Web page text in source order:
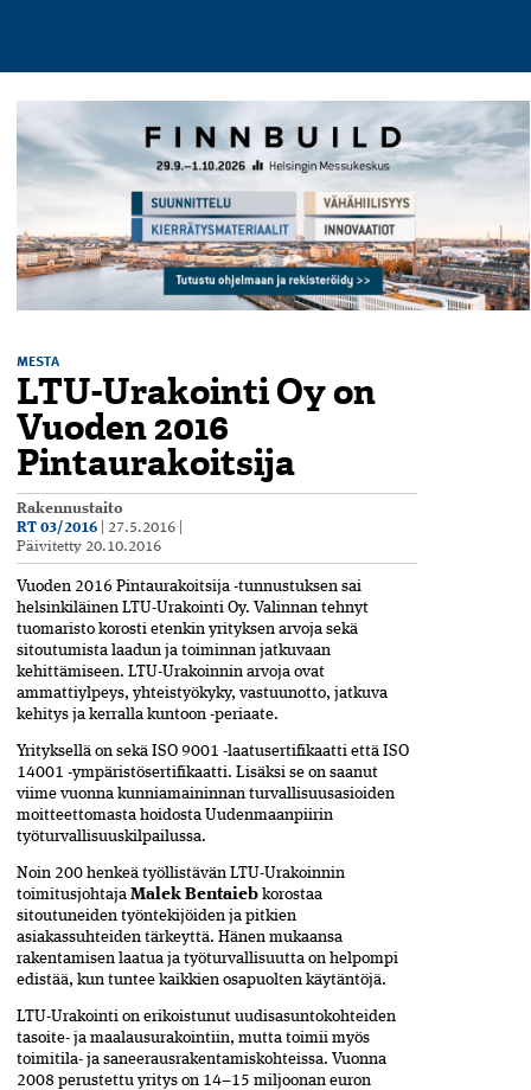
MESTA
LTU-Urakointi Oy on
Vuoden 2016
Pintaurakoitsija
Rakennustaito
RT 03/2016
27.5.2016
Päivitetty 20.10.2016
Vuoden 2016 Pintaurakoitsija -tunnustuksen sai
helsinkiläinen LTU-Urakointi Oy. Valinnan tehnyt
tuomaristo korosti etenkin yrityksen arvoja sekä
sitoutumista laadun ja toiminnan jatkuvaan
kehittämiseen. LTU-Urakoinnin arvoja ovat
ammattiylpeys, yhteistyökyky, vastuunotto, jatkuva
kehitys ja kerralla kuntoon -periaate.
Yrityksellä on sekä ISO 9001 -laatusertifikaatti että ISO
14001 -ympäristösertifikaatti. Lisäksi se on saanut
viime vuonna kunniamaininnan turvallisuusasioiden
moitteettomasta hoidosta Uudenmaanpiirin
työturvallisuuskilpailussa.
Noin 200 henkeä työllistävän LTU-Urakoinnin
toimitusjohtaja Malek Bentaieb korostaa
sitoutuneiden työntekijöiden ja pitkien
asiakassuhteiden tärkeyttä. Hänen mukaansa
rakentamisen laatua ja työturvallisuutta on helpompi
edistää, kun tuntee kaikkien osapuolten käytäntöjä.
LTU-Urakointi on erikoistunut uudisasuntokohteiden
tasoite- ja maalausurakointiin, mutta toimii myös
toimitila- ja saneerausrakentamiskohteissa. Vuonna
2008 perustettu yritys on 14–15 miljoonan euron